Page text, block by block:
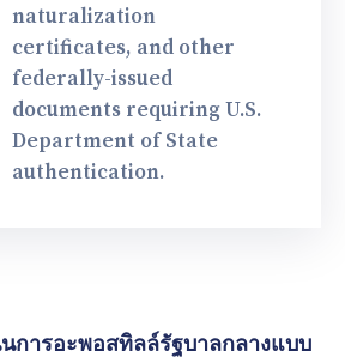
naturalization
certificates, and other
federally-issued
documents requiring U.S.
Department of State
authentication.
นการอะพอสทิลล์รัฐบาลกลางแบบ